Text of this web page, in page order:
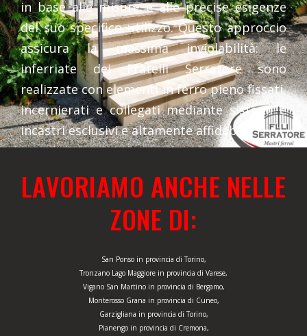
in base alle misure e alle precise esigenze
del suo specifico utilizzo. Questo approccio
assicura la massima inviolabilità: le
inferriate dei Fratelli Serratore sono
realizzate con elementi in ferro pieno fissati,
incernierati e collegati mediante sistemi e
incastri esclusivi e altamente affidabili.
LAVORIAMO ANCHE NELLE
ZONE DI:
San Ponso in provincia di Torino,
Tronzano Lago Maggiore in provincia di Varese,
Vigano San Martino in provincia di Bergamo,
Monterosso Grana in provincia di Cuneo,
Garzigliana in provincia di Torino,
Pianengo in provincia di Cremona,